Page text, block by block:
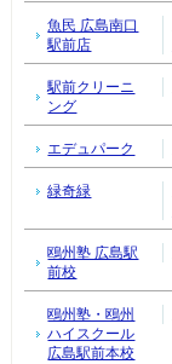
魚民 広島南口
駅前店
駅前クリーニ
ング
エデュパーク
緑奇緑
鴎州塾 広島駅
前校
鴎州塾・鴎州
ハイスクール
広島駅前本校